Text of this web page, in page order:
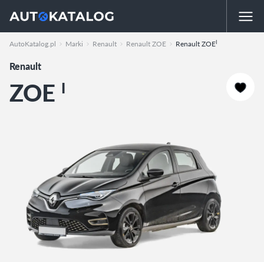
AutoKatalog.pl Marki Renault Renault ZOE Renault ZOEI
Renault
ZOE I